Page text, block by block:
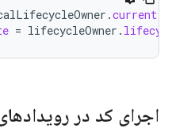
.current
= lifecycleOwner .
اجرای کد در